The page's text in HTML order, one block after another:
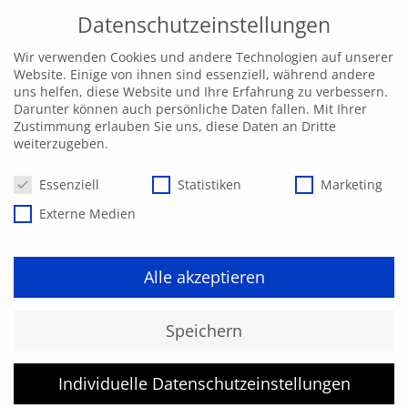
SIVV - Hauptkurs
Kursinhalte
Datenschutzeinstellungen
Wir verwenden Cookies und andere Technologien auf unserer
Website. Einige von ihnen sind essenziell, während andere
uns helfen, diese Website und Ihre Erfahrung zu verbessern.
Darunter können auch persönliche Daten fallen. Mit Ihrer
Zustimmung erlauben Sie uns, diese Daten an Dritte
weiterzugeben.
Datenschutzeinstellungen
Essenziell Statistiken
Marketing
Externe Medien
Alle akzeptieren
Speichern
Individuelle Datenschutzeinstellungen